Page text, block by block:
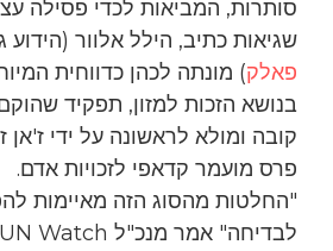
שגיאות כתיב, הילל אלוור (הידוע
פאלק) מונתה לכהן כדווחית
בנושא הזכות למזון, תפקיד
קובה ומולא לראשונה על ידי ז'אן
פרס מועמר קדאפי לזכויות אדם.
"החלטות מהסוג הזה מאיימות
לבדיחה" אמר מנכ"ל UN Watch הלל נוייר.